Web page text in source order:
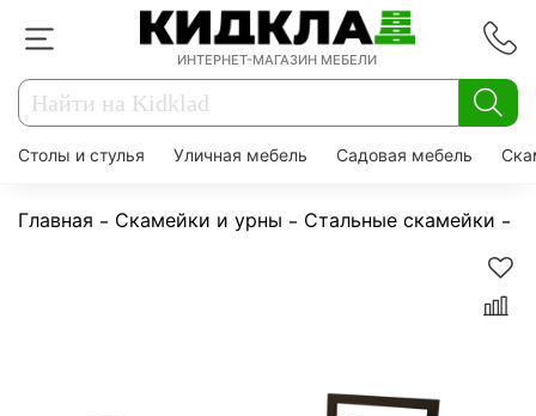
ИНТЕРНЕТ-МАГАЗИН МЕБЕЛИ
Столы и стулья Уличная мебель Садовая мебель
Главная Скамейки и урны Стальные скамейки